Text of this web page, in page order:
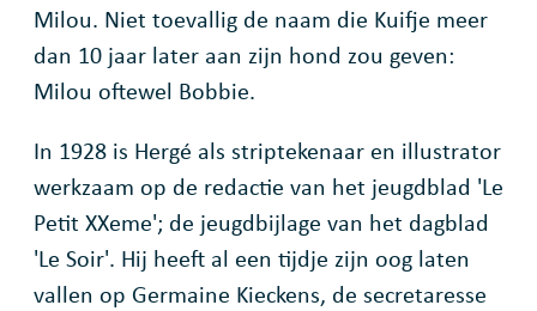
Milou. Niet toevallig de naam die Kuifje meer
dan 10 jaar later aan zijn hond zou geven:
Milou oftewel Bobbie.
In 1928 is Hergé als striptekenaar en illustrator
werkzaam op de redactie van het jeugdblad 'Le
Petit XXeme'; de jeugdbijlage van het dagblad
'Le Soir'. Hij heeft al een tijdje zijn oog laten
vallen op Germaine Kieckens, de secretaresse